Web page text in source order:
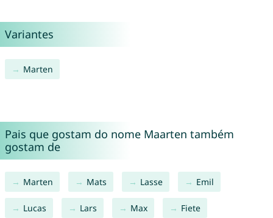
Variantes
Marten
Pais que gostam do nome Maarten também
gostam de
Marten Mats Lasse Emil
Lucas Lars Max Fiete